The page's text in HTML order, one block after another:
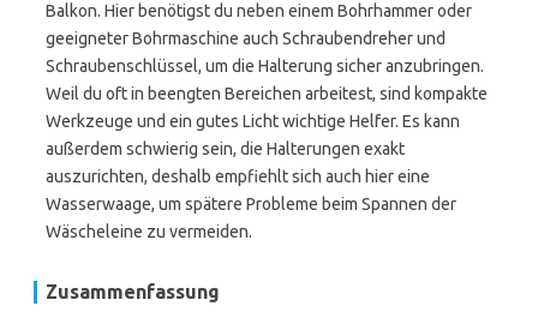
Balkon. Hier benötigst du neben einem Bohrhammer oder
geeigneter Bohrmaschine auch Schraubendreher und
Schraubenschlüssel, um die Halterung sicher anzubringen.
Weil du oft in beengten Bereichen arbeitest, sind kompakte
Werkzeuge und ein gutes Licht wichtige Helfer. Es kann
außerdem schwierig sein, die Halterungen exakt
auszurichten, deshalb empfiehlt sich auch hier eine
Wasserwaage, um spätere Probleme beim Spannen der
Wäscheleine zu vermeiden.
Zusammenfassung